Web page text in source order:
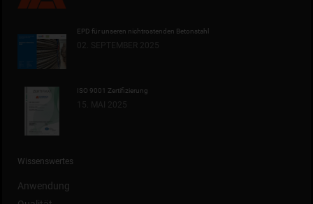
EPD für unseren nichtrostenden Betonstahl
ISO 9001 Zertifizierung
Wissenswertes
Anwendung